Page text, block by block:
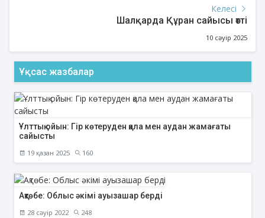
Келесі
Шалқарда Құран сайысы өтті
10 сәуір 2025
Ұқсас жазбалар
Ұлттық ойын: Гір көтеруден қала мен аудан жамағаты
сайысты
19 қазан 2025 160
Ақтөбе: Облыс әкімі ауызашар берді
28 сәуір 2022 248